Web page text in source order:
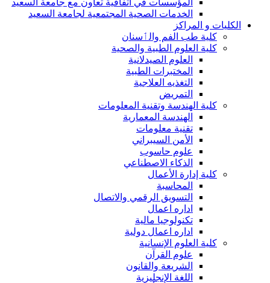
المؤسسات في اتفاقية تعاون مع جامعة السعيد
الخدمات الصحية المجتمعية لجامعة السعيد
الكليات و المراكز
كلية طب الفم والٲسنان
كلية العلوم الطبية والصحية
العلوم الصيدلانية
المختبرات الطبية
التغذيه العلاجية
التمريض
كلية الهندسة وتقنية المعلومات
الهندسة المعمارية
تقنية معلومات
الأمن السيبراني
علوم حاسوب
الذكاء الاصطناعي
كلية إدارة الأعمال
المحاسبة
التسويق الرقمي والاتصال
اداره اعمال
تكنولوجيا مالية
اداره اعمال دولية
كلية العلوم الإنسانية
علوم القرآن
الشريعة والقانون
اللغة الإنجليزية